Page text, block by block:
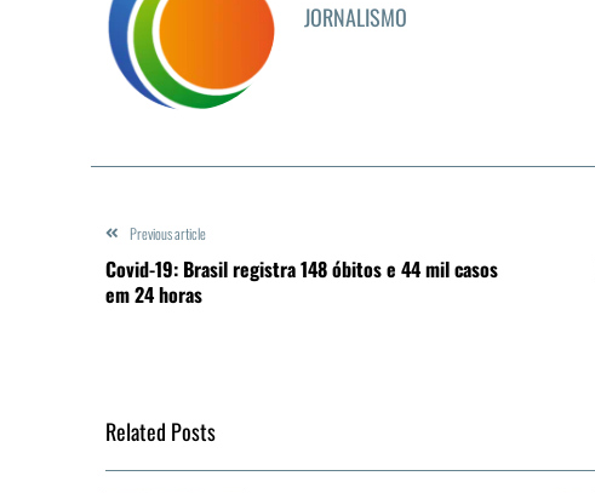
JORNALISMO
Previous article
Covid-19: Brasil registra 148 óbitos e 44 mil casos
em 24 horas
Related Posts